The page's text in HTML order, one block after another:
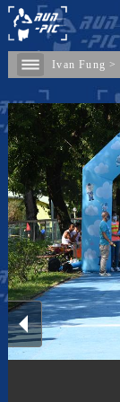
Ivan Fung >